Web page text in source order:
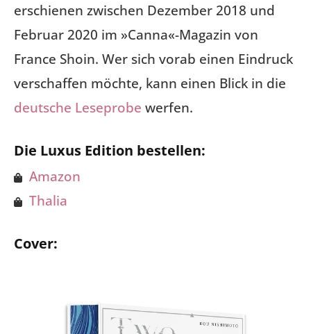
erschienen zwischen Dezember 2018 und
Februar 2020 im »Canna«-Magazin von
France Shoin. Wer sich vorab einen Eindruck
verschaffen möchte, kann einen Blick in die
deutsche Leseprobe werfen.
Die Luxus Edition bestellen:
Amazon
Thalia
Cover: